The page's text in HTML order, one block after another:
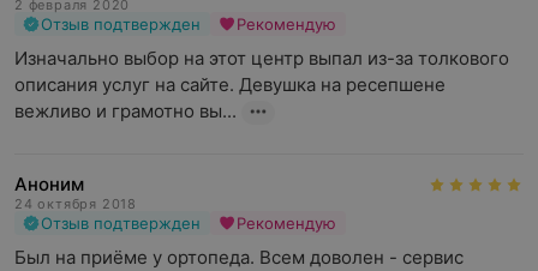
2 февраля 2020
Отзыв подтвержден Рекомендую
Изначально выбор на этот центр выпал из-за толкового
описания услуг на сайте. Девушка на ресепшене
вежливо и грамотно вы...
Аноним
24 октября 2018
Отзыв подтвержден Рекомендую
Был на приёме у ортопеда. Всем доволен - сервис